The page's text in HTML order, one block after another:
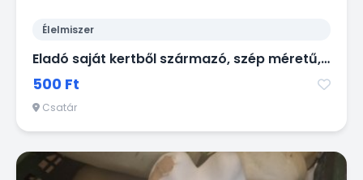
Élelmiszer
Eladó saját kertből származó, szép méretű, sötétzöld cukkini!
500 Ft
Csatár